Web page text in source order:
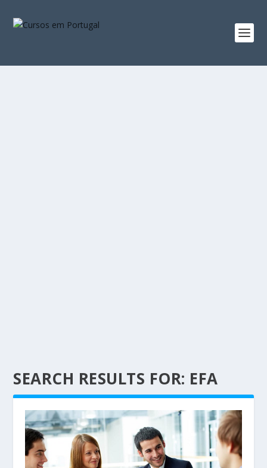
SEARCH RESULTS FOR: EFA